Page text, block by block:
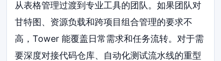
从表格管理过渡到专业工具的团队。如果团队对
甘特图、资源负载和跨项目组合管理的要求不
高，Tower 能覆盖日常需求和任务流转。对于需
要深度对接代码仓库、自动化测试流水线的重型